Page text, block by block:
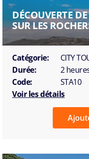
DÉCOUVERTE
SUR LES
Catégorie:
CITY
Durée:
2
Code:
STA10
Voir les détails